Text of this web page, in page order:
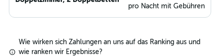
pro Nacht mit Gebühren
Wie wirken sich Zahlungen an uns auf das Ranking aus und
wie ranken wir Ergebnisse?